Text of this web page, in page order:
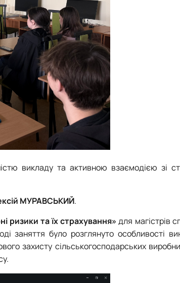
викладу та активною взаємодією зі
МУРАВСЬКИЙ.
ризики та їх страхування» для магістрів
заняття було розглянуто особливості
захисту сільськогосподарських